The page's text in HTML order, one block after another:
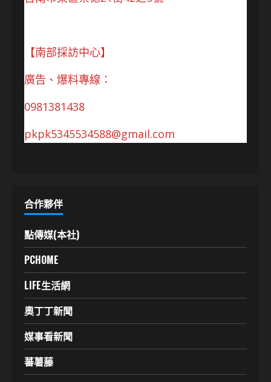
【南部採訪中心】
廣告、爆料專線：
0981381438
pkpk5345534588@gmail.com
合作夥伴
點傳媒(本社)
PCHOME
LIFE生活網
奧丁丁新聞
媒事看新聞
蕃薯藤